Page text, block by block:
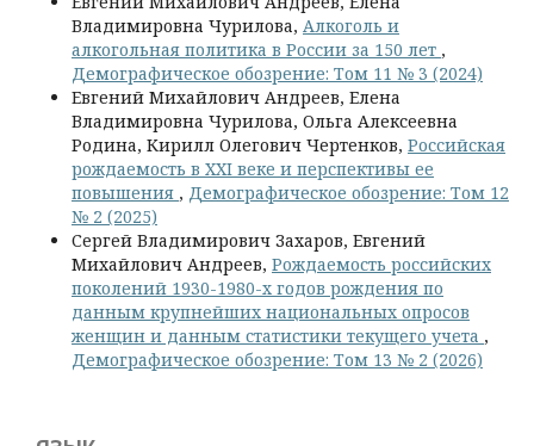
Владимировна Чурилова, Алкоголь и
алкогольная политика в России за 150 лет ,
Демографическое обозрение: Том 11 № 3 (2024)
Евгений Михайлович Андреев, Елена
Владимировна Чурилова, Ольга Алексеевна
Родина, Кирилл Олегович Чертенков, Российская
рождаемость в XXI веке и перспективы ее
повышения , Демографическое обозрение: Том 12
№ 2 (2025)
Сергей Владимирович Захаров, Евгений
Михайлович Андреев, Рождаемость российских
поколений 1930-1980-х годов рождения по
данным крупнейших национальных опросов
женщин и данным статистики текущего учета ,
Демографическое обозрение: Том 13 № 2 (2026)